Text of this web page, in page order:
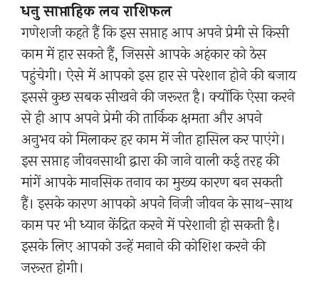
धनु साप्ताहिक लव राशिफल
गणेशजी कहते हैं कि इस सप्ताह आप अपने प्रेमी से किसी
काम में हार सकते हैं, जिससे आपके अहंकार को ठेस
पहुंचेगी। ऐसे में आपको इस हार से परेशान होने की बजाय
इससे कुछ सबक सीखने की जरूरत है। क्योंकि ऐसा करने
से ही आप अपने प्रेमी की तार्किक क्षमता और अपने
अनुभव को मिलाकर हर काम में जीत हासिल कर पाएंगे।
इस सप्ताह जीवनसाथी द्वारा की जाने वाली कई तरह की
मांगें आपके मानसिक तनाव का मुख्य कारण बन सकती
हैं। इसके कारण आपको अपने निजी जीवन के साथ-साथ
काम पर भी ध्यान केंद्रित करने में परेशानी हो सकती है।
इसके लिए आपको उन्हें मनाने की कोशिश करने की
जरूरत होगी।